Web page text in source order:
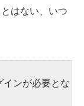
はない、いつ
インが必要とな